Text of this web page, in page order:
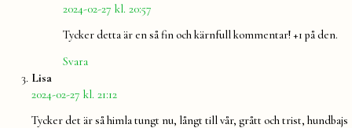
2024-02-27 kl. 20:57
Tycker detta är en så fin och kärnfull kommentar! +1 på den.
Svara
Lisa
2024-02-27 kl. 21:12
Tycker det är så himla tungt nu, långt till vår, grått och trist, hundbajs